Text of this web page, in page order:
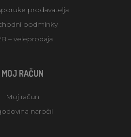
prodavatelja
podmínky
– veleprodaja
MOJ RAČUN
Moj račun
naročil